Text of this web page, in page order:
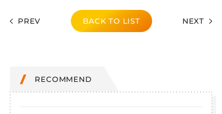
PREV BACK TO LIST NEXT
RECOMMEND